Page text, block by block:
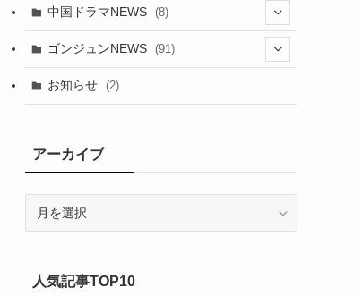
(29)
(20)
(21)
(21)
(14)
(5)
(1)
(17)
(3)
(2)
中国ドラマNEWS (8)
(1)
(6)
ゴンジュンNEWS (91)
お知らせ (2)
アーカイブ
ブ人気記事TOP10